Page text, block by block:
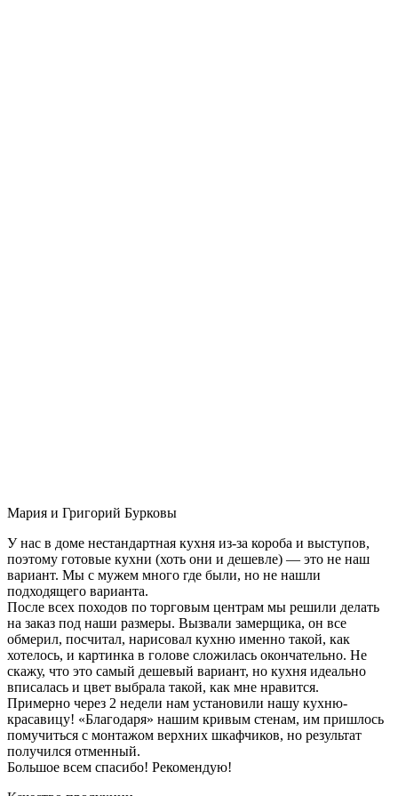
Мария и Григорий Бурковы
У нас в доме нестандартная кухня из-за короба и выступов,
поэтому готовые кухни (хоть они и дешевле) — это не наш
вариант. Мы с мужем много где были, но не нашли
подходящего варианта.
После всех походов по торговым центрам мы решили делать
на заказ под наши размеры. Вызвали замерщика, он все
обмерил, посчитал, нарисовал кухню именно такой, как
хотелось, и картинка в голове сложилась окончательно. Не
скажу, что это самый дешевый вариант, но кухня идеально
вписалась и цвет выбрала такой, как мне нравится.
Примерно через 2 недели нам установили нашу кухню-
красавицу! «Благодаря» нашим кривым стенам, им пришлось
помучиться с монтажом верхних шкафчиков, но результат
получился отменный.
Большое всем спасибо! Рекомендую!